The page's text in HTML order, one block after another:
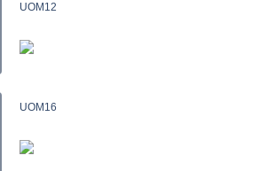
UOM12
UOM16